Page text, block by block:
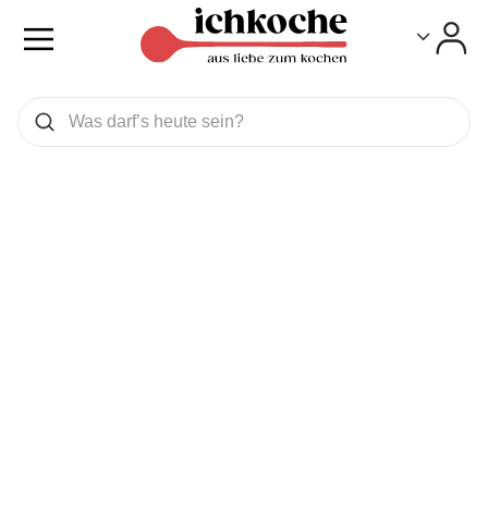
Was wollen Sie suchen
Suchen